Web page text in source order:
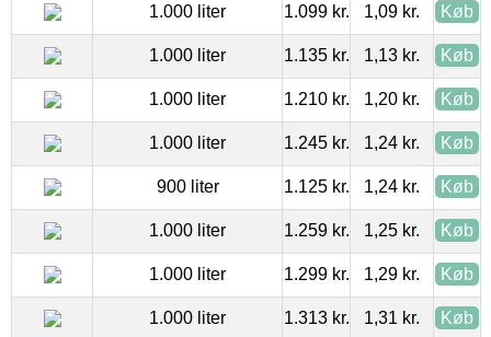
1.000 liter 1.099 kr. 1,09 kr. Køb
1.000 liter 1.135 kr. 1,13 kr. Køb
1.000 liter 1.210 kr. 1,20 kr. Køb
1.000 liter 1.245 kr. 1,24 kr. Køb
900 liter 1.125 kr. 1,24 kr. Køb
1.000 liter 1.259 kr. 1,25 kr. Køb
1.000 liter 1.299 kr. 1,29 kr. Køb
1.000 liter 1.313 kr. 1,31 kr. Køb